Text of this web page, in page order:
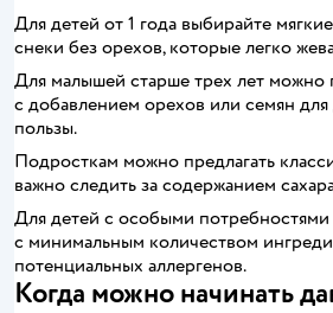
Для детей от 1 года выбирайте
снеки без орехов, которые легко
Для малышей старше трех лет можно
с добавлением орехов или семян
пользы.
Подросткам можно предлагать
важно следить за содержанием
Для детей с особыми
с минимальным количеством
потенциальных аллергенов.
Когда можно начинать